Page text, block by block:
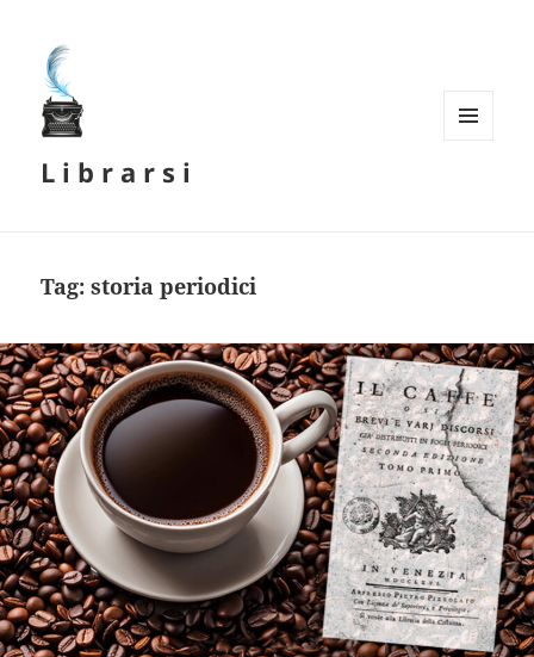
L i b r a r s i
Tag:storia periodici